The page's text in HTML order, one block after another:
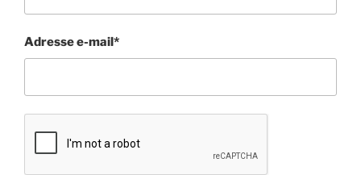
Adresse e-mail*